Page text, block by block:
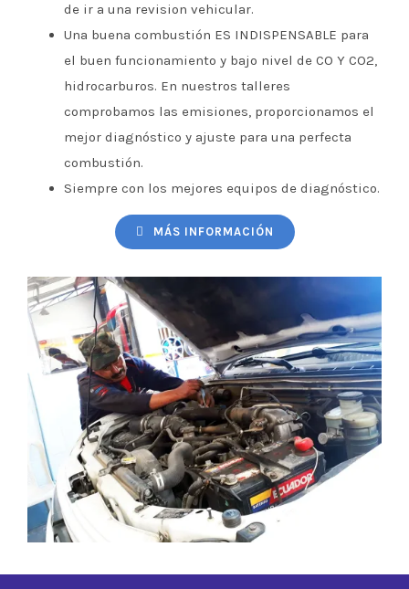
de ir a una revision vehicular.
Una buena combustión ES INDISPENSABLE para
el buen funcionamiento y bajo nivel de CO Y CO2,
hidrocarburos. En nuestros talleres
comprobamos las emisiones, proporcionamos el
mejor diagnóstico y ajuste para una perfecta
combustión.
Siempre con los mejores equipos de diagnóstico.
MÁS INFORMACIÓN